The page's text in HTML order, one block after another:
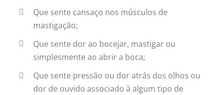
Que sente cansaço nos músculos de
mastigação;
Que sente dor ao bocejar, mastigar ou
simplesmente ao abrir a boca;
Que sente pressão ou dor atrás dos olhos ou
dor de ouvido associado à algum tipo de